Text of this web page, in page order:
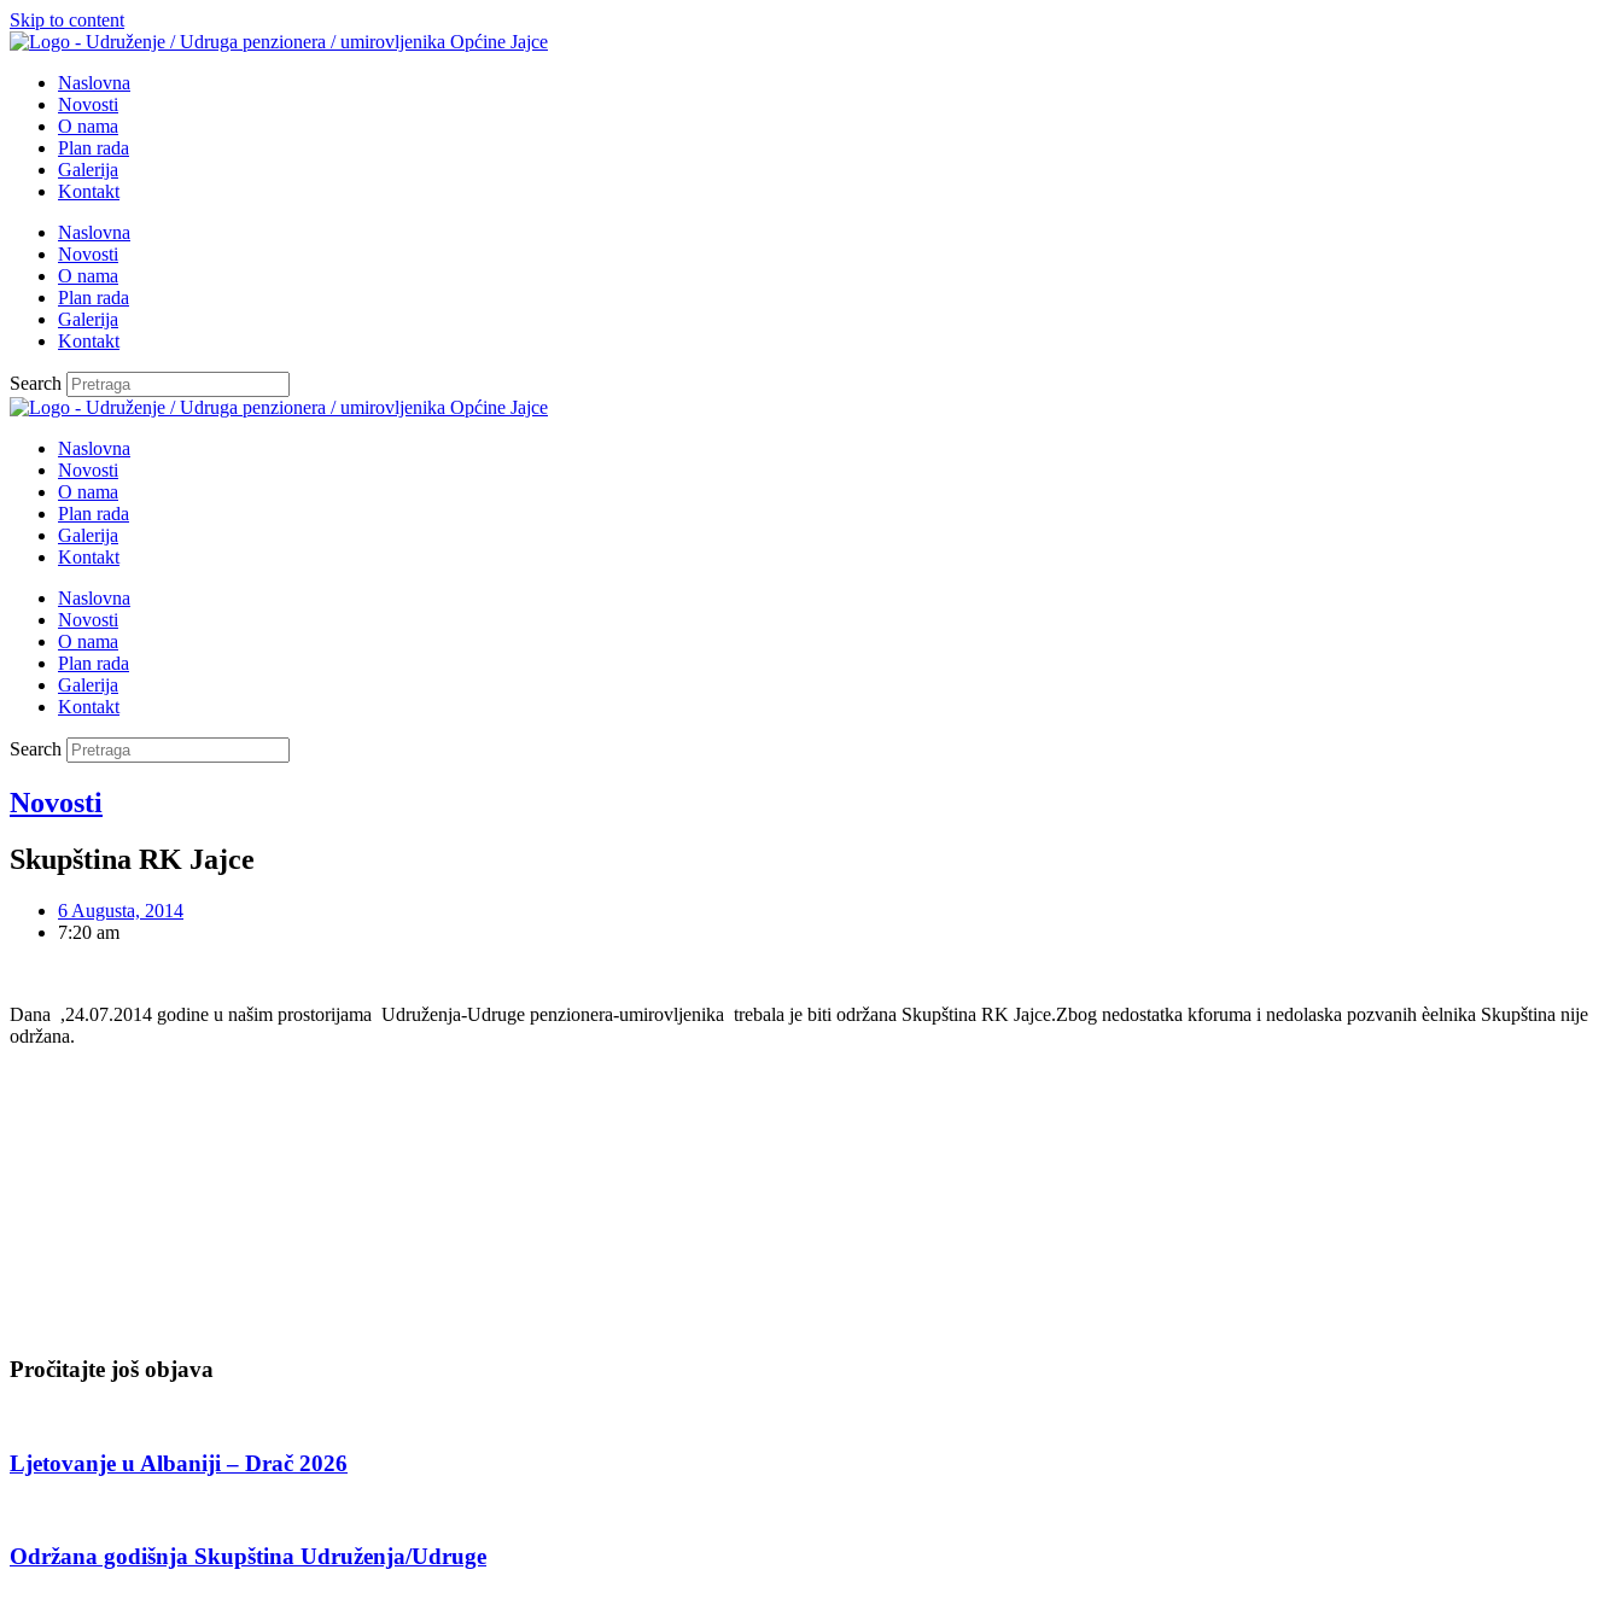
Skip to content
Naslovna
Novosti
O nama
Plan rada
Galerija
Kontakt
Naslovna
Novosti
O nama
Plan rada
Galerija
Kontakt
Search
Naslovna
Novosti
O nama
Plan rada
Galerija
Kontakt
Naslovna
Novosti
O nama
Plan rada
Galerija
Kontakt
Search
Novosti
Skupština RK Jajce
6 Augusta, 2014
7:20 am
Dana ,24.07.2014 godine u našim prostorijama Udruženja-Udruge penzionera-umirovljenika trebala je biti održana Skupština RK Jajce.Zbog nedostatka kforuma i nedolaska pozvanih èelnika Skupština nije
održana.
Pročitajte još objava
Ljetovanje u Albaniji – Drač 2026
Održana godišnja Skupština Udruženja/Udruge